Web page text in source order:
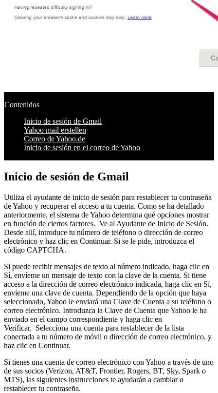
Contenidos
Inicio de sesión de Gmail
Yahoo mail erstellen
Correo de Yahoo.de
Inicio de sesión en el correo de Yahoo
Inicio de sesión de Gmail
Utiliza el ayudante de inicio de sesión para restablecer tu contraseña
de Yahoo y recuperar el acceso a tu cuenta. Como se ha detallado
anteriormente, el sistema de Yahoo determina qué opciones mostrar
en función de ciertos factores. Ve al Ayudante de Inicio de Sesión.
Desde allí, introduce tu número de teléfono o dirección de correo
electrónico y haz clic en Continuar. Si se le pide, introduzca el
código CAPTCHA.
Si puede recibir mensajes de texto al número indicado, haga clic en
Sí, envíeme un mensaje de texto con la clave de la cuenta. Si tiene
acceso a la dirección de correo electrónico indicada, haga clic en Sí,
envíeme una clave de cuenta. Dependiendo de la opción que haya
seleccionado, Yahoo le enviará una Clave de Cuenta a su teléfono o
correo electrónico. Introduzca la Clave de Cuenta que Yahoo le ha
enviado en el campo correspondiente y haga clic en
Verificar. Selecciona una cuenta para restablecer de la lista
conectada a tu número de móvil o dirección de correo electrónico, y
haz clic en Continuar.
Si tienes una cuenta de correo electrónico con Yahoo a través de uno
de sus socios (Verizon, AT&T, Frontier, Rogers, BT, Sky, Spark o
MTS), las siguientes instrucciones te ayudarán a cambiar o
restablecer tu contraseña.